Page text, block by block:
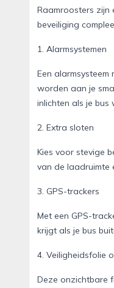
Raamroosters zijn
beveiliging
1. Alarmsystemen
Een
worden aan je
inlichten als je bus
2. Extra sloten
Kies voor stevige
van de laadruimte
3. GPS-trackers
Met een GPS-
krijgt als je bus
4. Veiligheidsfolie
Deze onzichtbare